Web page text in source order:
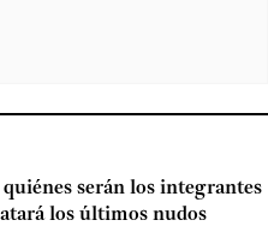
serán los integrantes
los últimos nudos